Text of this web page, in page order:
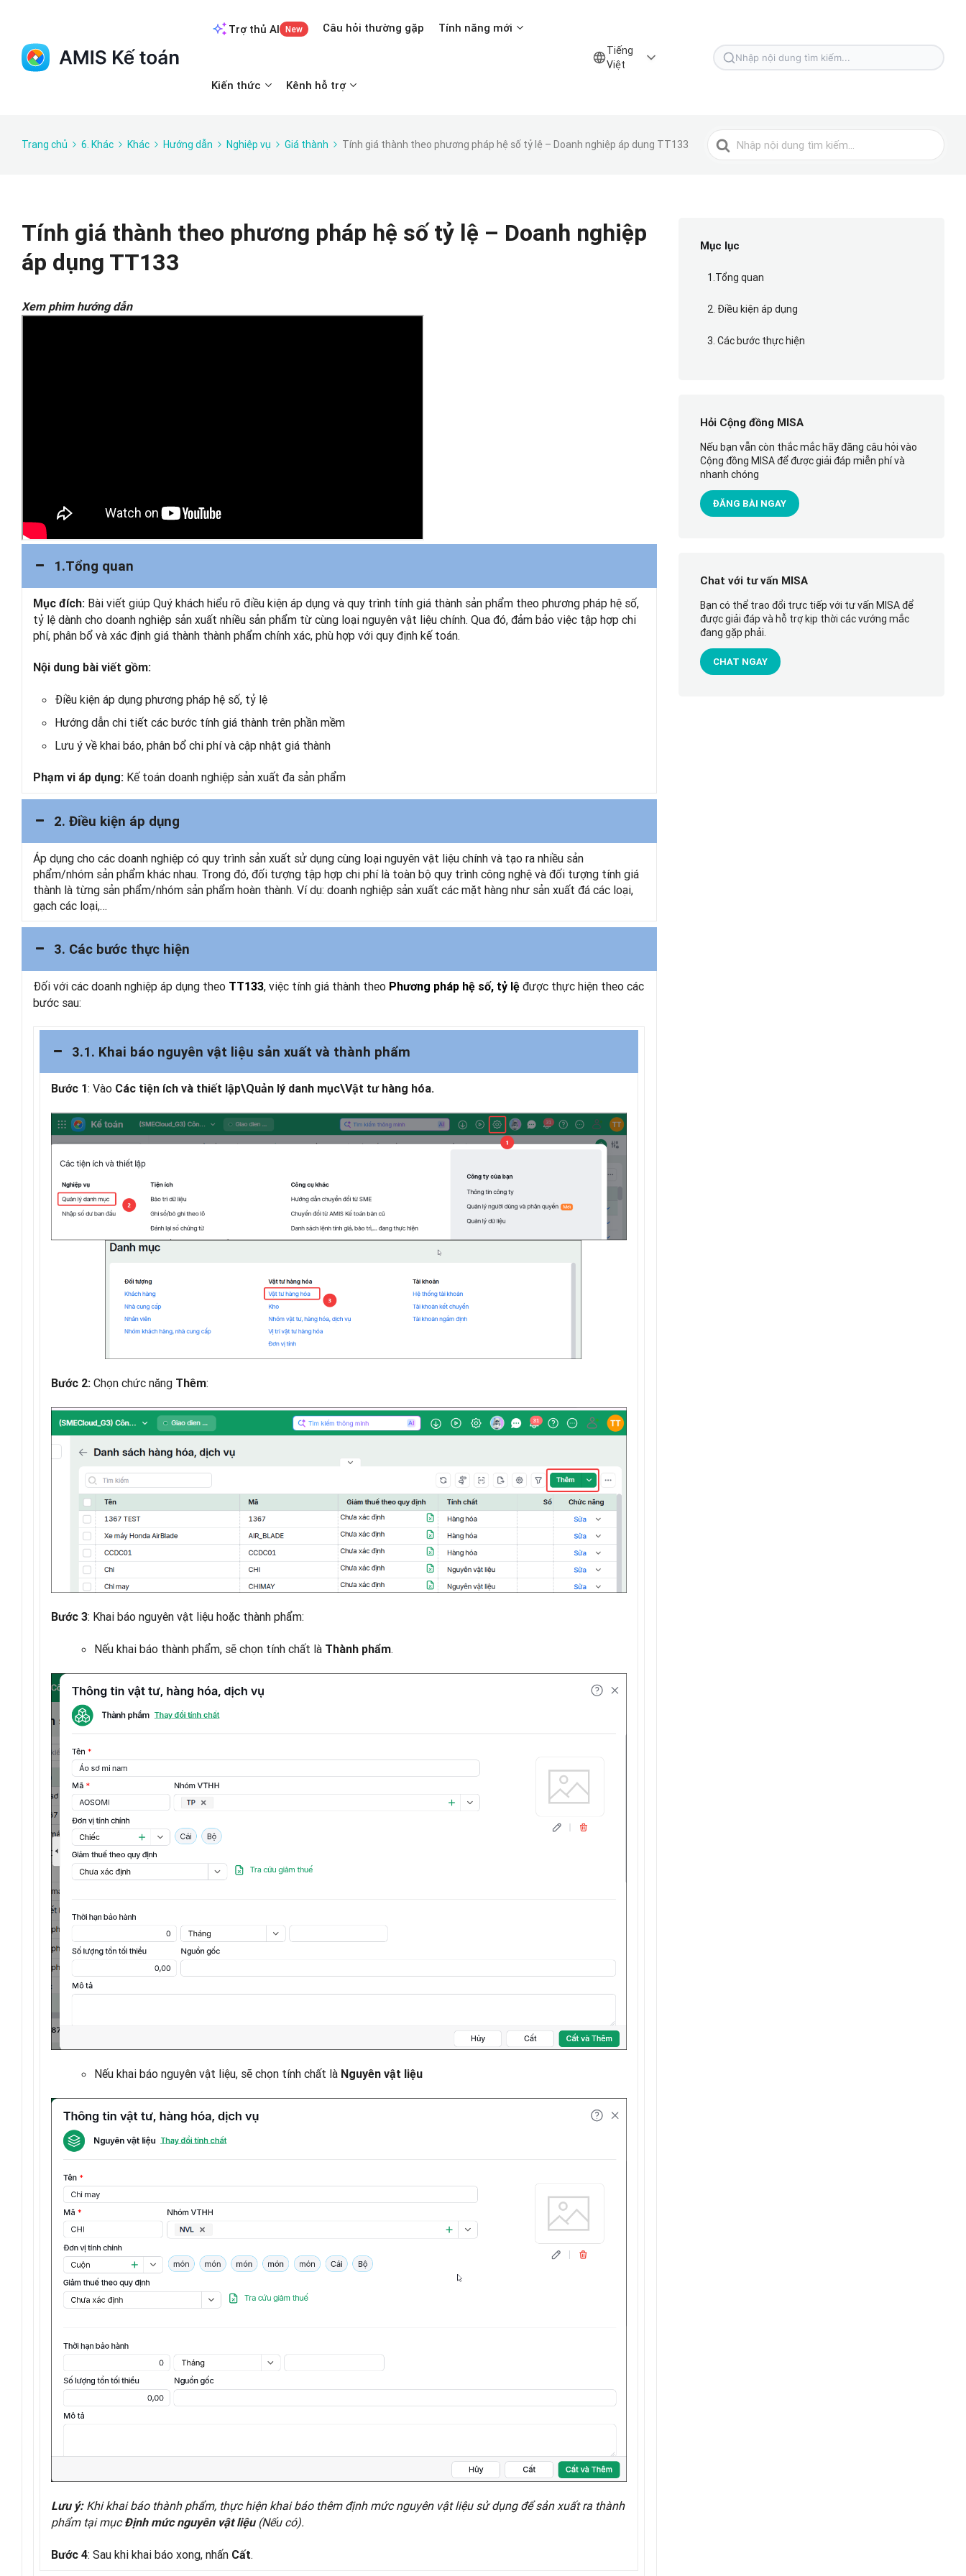
Trợ thủ AI New Câu hỏi thường gặp Tính năng mới
Kiến thức Kênh hỗ trợ
Tiếng
Việt
Tìm
Trang chủ 6. Khác Khác Hướng dẫn Nghiệp vụ Giá thành Tính giá thành theo phương pháp hệ số tỷ lệ – Doanh nghiệp áp dụng TT133
Tìm
kiếm
Tính giá thành theo phương pháp hệ số tỷ lệ – Doanh nghiệp
áp dụng TT133
Xem phim hướng dẫn
1.Tổng quan
Mục đích: Bài viết giúp Quý khách hiểu rõ điều kiện áp dụng và quy trình tính giá thành sản phẩm theo phương pháp hệ số,
tỷ lệ dành cho doanh nghiệp sản xuất nhiều sản phẩm từ cùng loại nguyên vật liệu chính. Qua đó, đảm bảo việc tập hợp chi
phí, phân bổ và xác định giá thành thành phẩm chính xác, phù hợp với quy định kế toán.
Nội dung bài viết gồm:
Điều kiện áp dụng phương pháp hệ số, tỷ lệ
Hướng dẫn chi tiết các bước tính giá thành trên phần mềm
Lưu ý về khai báo, phân bổ chi phí và cập nhật giá thành
Phạm vi áp dụng: Kế toán doanh nghiệp sản xuất đa sản phẩm
2. Điều kiện áp dụng
Áp dụng cho các doanh nghiệp có quy trình sản xuất sử dụng cùng loại nguyên vật liệu chính và tạo ra nhiều sản
phẩm/nhóm sản phẩm khác nhau. Trong đó, đối tượng tập hợp chi phí là toàn bộ quy trình công nghệ và đối tượng tính giá
thành là từng sản phẩm/nhóm sản phẩm hoàn thành. Ví dụ: doanh nghiệp sản xuất các mặt hàng như sản xuất đá các loại,
gạch các loại,…
3. Các bước thực hiện
Đối với các doanh nghiệp áp dụng theo TT133, việc tính giá thành theo Phương pháp hệ số, tỷ lệ được thực hiện theo các
bước sau:
3.1. Khai báo nguyên vật liệu sản xuất và thành phẩm
Bước 1: Vào Các tiện ích và thiết lập\Quản lý danh mục\Vật tư hàng hóa.
Bước 2: Chọn chức năng Thêm:
Bước 3: Khai báo nguyên vật liệu hoặc thành phẩm:
Nếu khai báo thành phẩm, sẽ chọn tính chất là Thành phẩm.
Nếu khai báo nguyên vật liệu, sẽ chọn tính chất là Nguyên vật liệu
Lưu ý:Khi khai báo thành phẩm, thực hiện khai báo thêm định mức nguyên vật liệu sử dụng để sản xuất ra thành
phẩm tại mụcĐịnh mức nguyên vật liệu (Nếu có).
Bước 4: Sau khi khai báo xong, nhấn Cất.
Mục lục
1.Tổng quan
2. Điều kiện áp dụng
3. Các bước thực hiện
Hỏi Cộng đồng MISA
Nếu bạn vẫn còn thắc mắc hãy đăng câu hỏi vào
Cộng đồng MISA để được giải đáp miễn phí và
nhanh chóng
ĐĂNG BÀI NGAY
Chat với tư vấn MISA
Bạn có thể trao đổi trực tiếp với tư vấn MISA để
được giải đáp và hỗ trợ kịp thời các vướng mắc
đang gặp phải.
CHAT NGAY